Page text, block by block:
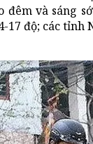
đêm và sáng
17 độ; các